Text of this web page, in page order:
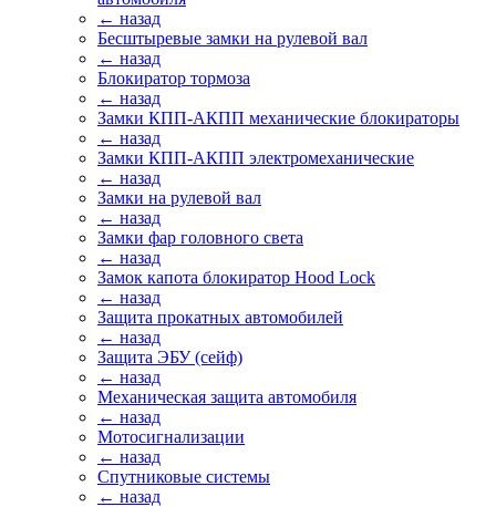
← назад
Бесштыревые замки на рулевой вал
← назад
Блокиратор тормоза
← назад
Замки КПП-АКПП механические блокираторы
← назад
Замки КПП-АКПП электромеханические
← назад
Замки на рулевой вал
← назад
Замки фар головного света
← назад
Замок капота блокиратор Hood Lock
← назад
Защита прокатных автомобилей
← назад
Защита ЭБУ (сейф)
← назад
Механическая защита автомобиля
← назад
Мотосигнализации
← назад
Спутниковые системы
← назад